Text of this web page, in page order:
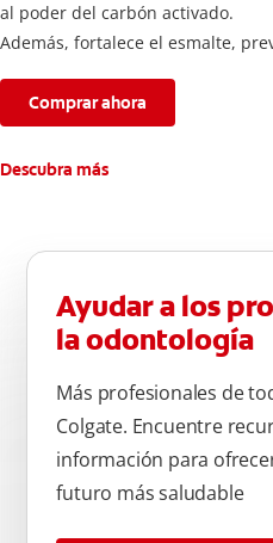
al poder del carbón activado.
Además, fortalece el esmalte,
Comprar ahora
Descubra más
Ayudar a los
la odontología
Más profesionales de
Colgate. Encuentre
información para
futuro más saludable